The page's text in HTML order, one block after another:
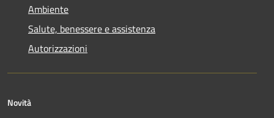
Ambiente
Salute, benessere e assistenza
Autorizzazioni
Novità